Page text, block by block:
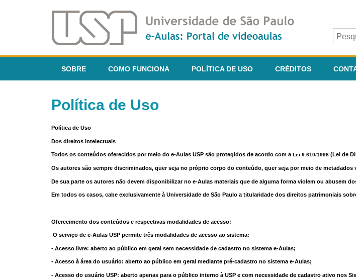
SOBRE COMO FUNCIONA POLÍTICA DE USO CRÉDITOS
Política de Uso
Política de Uso
Dos direitos intelectuais
Todos os conteúdos oferecidos por meio do e-Aulas USP são protegidos de acordo com a Lei 9.610/1998 (Lei de
Os autores são sempre discriminados, quer seja no próprio corpo do conteúdo, quer seja por meio de metadados
De sua parte os autores não devem disponibilizar no e-Aulas materiais que de alguma forma violem ou abusem
Em todos os casos, cabe exclusivamente à Universidade de São Paulo a titularidade dos direitos patrimoniais
Oferecimento dos conteúdos e respectivas modalidades de acesso:
O serviço de e-Aulas USP permite três modalidades de acesso ao sistema:
- Acesso livre: aberto ao público em geral sem necessidade de cadastro no sistema e-Aulas;
- Acesso à área do usuário: aberto ao público em geral mediante pré-cadastro no sistema e-Aulas;
- Acesso do usuário USP: aberto apenas para o público interno à USP e com necessidade de cadastro ativo nos